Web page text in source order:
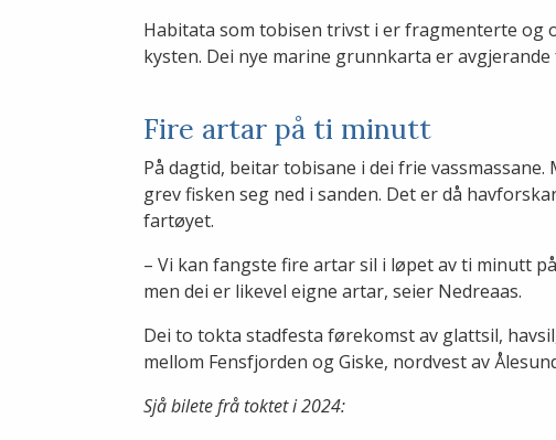
Habitata som tobisen trivst i er fragmenterte og
kysten. Dei nye marine grunnkarta er
Fire artar på ti minutt
På dagtid, beitar tobisane i dei frie
grev fisken seg ned i sanden. Det er då
fartøyet.
– Vi kan fangste fire artar sil i løpet av ti minutt
men dei er likevel eigne artar, seier Nedreaas.
Dei to tokta stadfesta førekomst av glattsil,
mellom Fensfjorden og Giske, nordvest av
Sjå bilete frå toktet i 2024: